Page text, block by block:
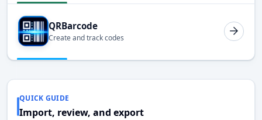
QRBarcode
Create and track codes
QUICK GUIDE
Import, review, and export